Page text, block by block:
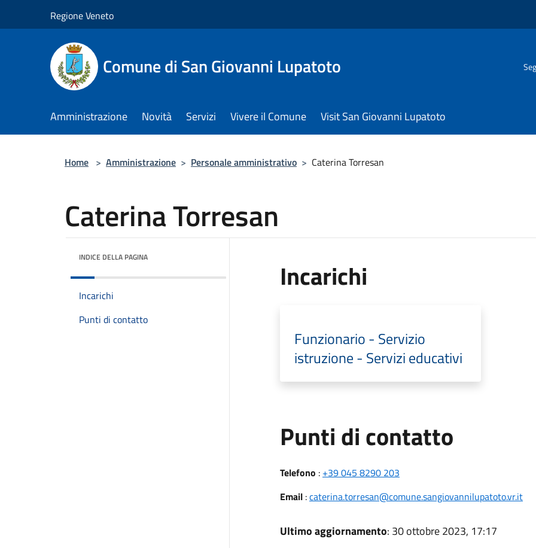
Regione Veneto
Comune di San Giovanni Lupatoto
Amministrazione Novità Servizi Vivere il Comune Visit San Giovanni Lupatoto
Home > Amministrazione > Personale amministrativo > Caterina Torresan
Caterina Torresan
INDICE DELLA PAGINA
Incarichi
Punti di contatto
Incarichi
Funzionario - Servizio
istruzione - Servizi educativi
Punti di contatto
Telefono : +39 045 8290 203
Email:caterina.torresan@comune.sangiovannilupatoto.vr.it
Ultimo aggiornamento: 30 ottobre 2023, 17:17